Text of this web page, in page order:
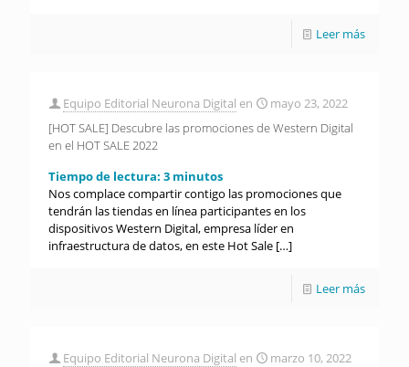
Leer más
Equipo Editorial Neurona Digital en
mayo 23, 2022
[HOT SALE] Descubre las promociones de Western Digital
en el HOT SALE 2022
Tiempo de lectura: 3 minutos
Nos complace compartir contigo las promociones que
tendrán las tiendas en línea participantes en los
dispositivos Western Digital, empresa líder en
infraestructura de datos, en este Hot Sale […]
Leer más
Equipo Editorial Neurona Digital en
marzo 10, 2022